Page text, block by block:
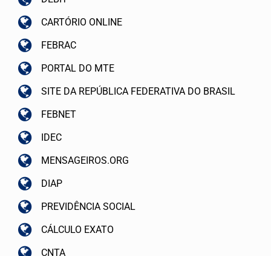
Contribuições
Contribuição Assistencial/Confederativa
Orientações
Evolução do Salário Mínimo
Salário Família
Seguro Desemprego
Auxílio Doença
Rescisão Contratual
FGTS
CARTÓRIO ONLINE
FEBRAC
PORTAL DO MTE
SITE DA REPÚBLICA FEDERATIVA DO BRASIL
FEBNET
IDEC
MENSAGEIROS.ORG
DIAP
PREVIDÊNCIA SOCIAL
CÁLCULO EXATO
CNTA